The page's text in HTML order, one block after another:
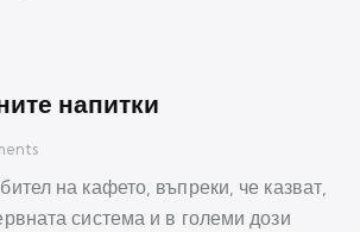
напитки
на кафето, въпреки, че казват,
система и в големи дози